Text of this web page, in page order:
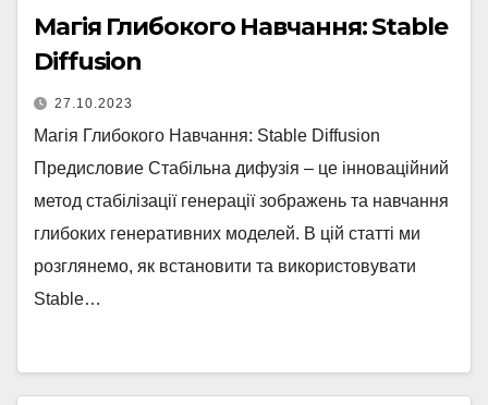
Магія Глибокого Навчання: Stable
Diffusion
27.10.2023
Магія Глибокого Навчання: Stable Diffusion
Предисловие Стабільна дифузія – це інноваційний
метод стабілізації генерації зображень та навчання
глибоких генеративних моделей. В цій статті ми
розглянемо, як встановити та використовувати
Stable…